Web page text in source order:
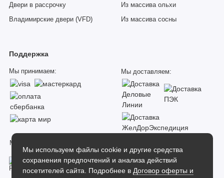
Мы используем файлы cookie и другие средства
сохранения предпочтений и анализа действий
посетителей сайта. Подробнее в Договор оферты и
Двери в рассрочку
Владимирские двери (VFD)
Из массива ольхи
Из массива сосны
Поддержка
Мы принимаем: Мы доставляем:
Мы в соцсетях: